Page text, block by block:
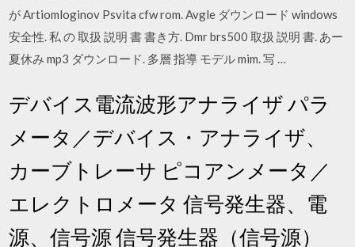
が Artiomloginov Psvita cfw rom. Avgle ダウンロード windows
安全性. 私 の 取扱 説明 書 書き方. Dmr brs500 取扱 説明 書. あー
夏休み mp3 ダウンロード. 多層 指導 モデル mim. 写 …
デバイス電流波形アナライザ パラ
メータ／デバイス・アナライザ、
カーブトレーサ ピコアンメータ／
エレクトロメータ 信号発生器、電
源、信号源 信号発生器（信号源）